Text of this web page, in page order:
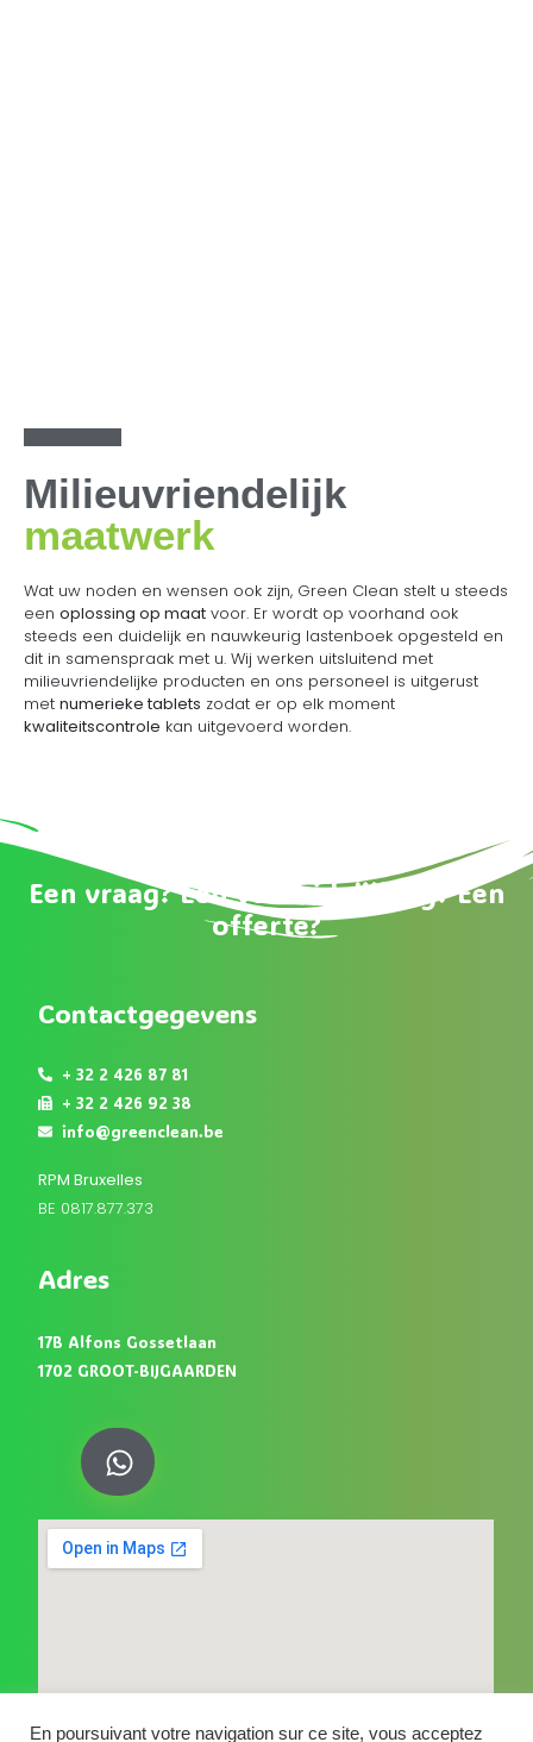
Milieuvriendelijk
maatwerk
Wat uw noden en wensen ook zijn, Green Clean stelt u steeds
een oplossing op maat voor. Er wordt op voorhand ook
steeds een duidelijk en nauwkeurig lastenboek opgesteld en
dit in samenspraak met u. Wij werken uitsluitend met
milieuvriendelijke producten en ons personeel is uitgerust
met numerieke tablets zodat er op elk moment
kwaliteitscontrole kan uitgevoerd worden.
Een vraag? Een verduidelijking? Een
offerte?
Contactgegevens
+ 32 2 426 87 81
+ 32 2 426 92 38
info@greenclean.be
RPM Bruxelles
BE 0817.877.373
Adres
17B Alfons Gossetlaan
1702 GROOT-BIJGAARDEN
En poursuivant votre navigation sur ce site, vous acceptez